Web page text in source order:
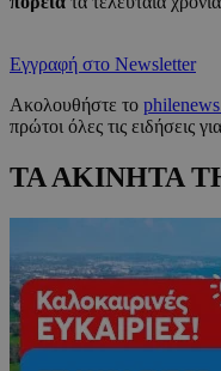
Εγγραφή στο Newsletter
Ακολουθήστε το
πρώτοι όλες τις ειδήσεις
ΤΑ ΑΚΙΝΗΤΑ